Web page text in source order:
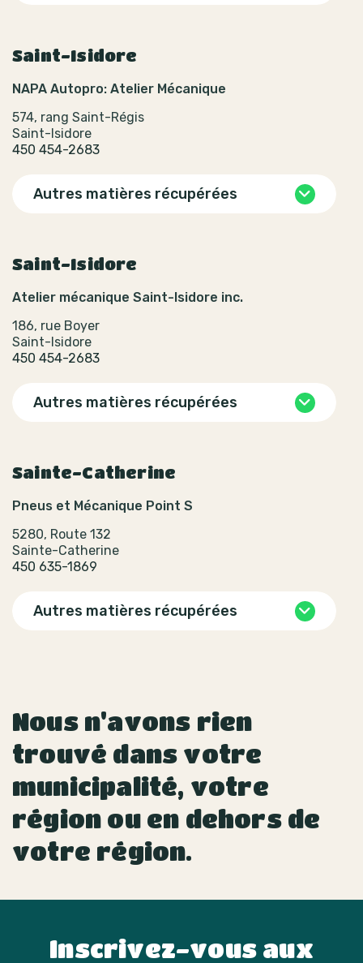
Saint-Isidore
NAPA Autopro: Atelier Mécanique
574, rang Saint-Régis
Saint-Isidore
450 454-2683
Autres matières récupérées
Saint-Isidore
Atelier mécanique Saint-Isidore inc.
186, rue Boyer
Saint-Isidore
450 454-2683
Autres matières récupérées
Sainte-Catherine
Pneus et Mécanique Point S
5280, Route 132
Sainte-Catherine
450 635-1869
Autres matières récupérées
Nous n'avons rien
trouvé dans votre
municipalité, votre
région ou en dehors de
votre région.
Inscrivez-vous aux